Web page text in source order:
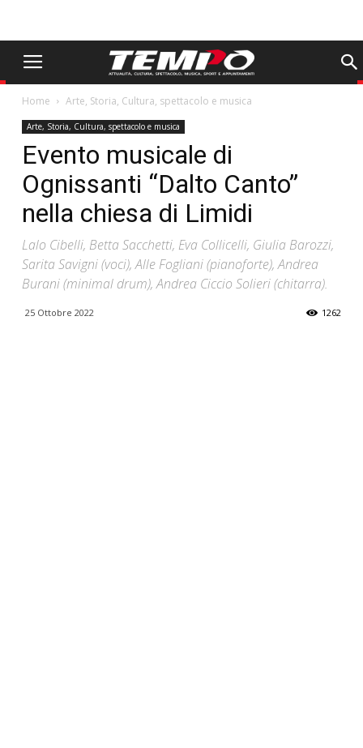
Home Arte, Storia, Cultura, spettacolo e musica
Arte, Storia, Cultura, spettacolo e musica
Evento musicale di
Ognissanti “Dalto Canto”
nella chiesa di Limidi
Lalo Cibelli, Betta Sacchetti, Eva Collicelli, Giulia Barozzi,
Sarita Savigni (voci), Alle Fogliani (pianoforte), Andrea
Burani (minimal drum), Andrea Ciccio Solieri (chitarra).
25 Ottobre 2022 1262